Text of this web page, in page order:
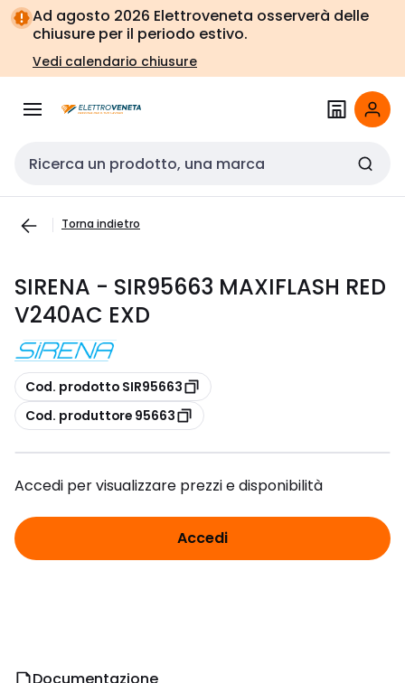
Vai alla
navigazione
Vai
alla
pagina
Ad agosto 2026 Elettroveneta osserverà delle
chiusure per il periodo estivo.
Vedi calendario chiusure
Cerca input
Torna indietro
SIRENA - SIR95663 MAXIFLASH RED
V240AC EXD
copia
Cod. prodotto SIR95663
copia
Cod. produttore 95663
Accedi per visualizzare prezzi e disponibilità
Accedi